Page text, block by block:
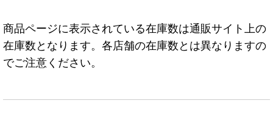
商品ページに表示されている在庫数は通販サイト上の
在庫数となります。各店舗の在庫数とは異なりますの
でご注意ください。